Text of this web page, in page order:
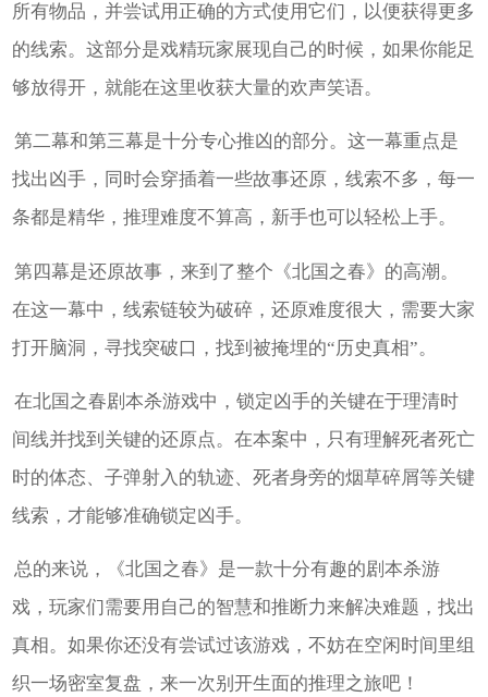
所有物品，并尝试用正确的方式使用它们，以便获得更多
的线索。这部分是戏精玩家展现自己的时候，如果你能足
够放得开，就能在这里收获大量的欢声笑语。
第二幕和第三幕是十分专心推凶的部分。这一幕重点是
找出凶手，同时会穿插着一些故事还原，线索不多，每一
条都是精华，推理难度不算高，新手也可以轻松上手。
第四幕是还原故事，来到了整个《北国之春》的高潮。
在这一幕中，线索链较为破碎，还原难度很大，需要大家
打开脑洞，寻找突破口，找到被掩埋的“历史真相”。
在北国之春剧本杀游戏中，锁定凶手的关键在于理清时
间线并找到关键的还原点。在本案中，只有理解死者死亡
时的体态、子弹射入的轨迹、死者身旁的烟草碎屑等关键
线索，才能够准确锁定凶手。
总的来说，《北国之春》是一款十分有趣的剧本杀游
戏，玩家们需要用自己的智慧和推断力来解决难题，找出
真相。如果你还没有尝试过该游戏，不妨在空闲时间里组
织一场密室复盘，来一次别开生面的推理之旅吧！